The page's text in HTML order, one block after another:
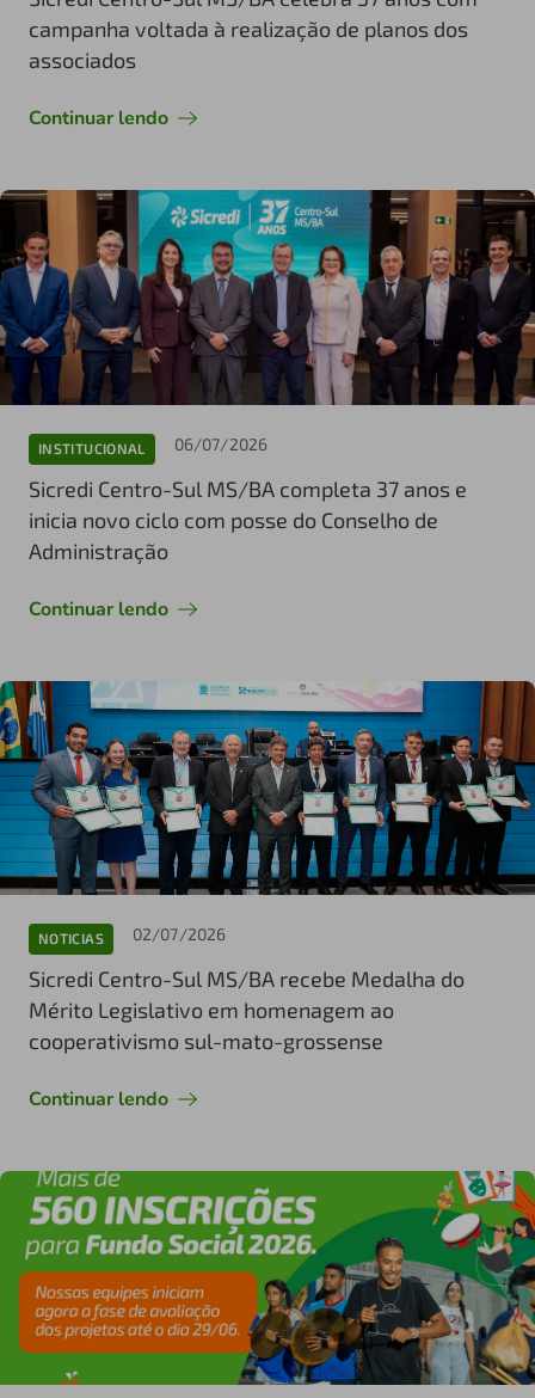
campanha voltada à realização de planos dos
associados
Continuar lendo
INSTITUCIONAL 06/07/2026
Sicredi Centro-Sul MS/BA completa 37 anos e
inicia novo ciclo com posse do Conselho de
Administração
Continuar lendo
NOTICIAS 02/07/2026
Sicredi Centro-Sul MS/BA recebe Medalha do
Mérito Legislativo em homenagem ao
cooperativismo sul-mato-grossense
Continuar lendo